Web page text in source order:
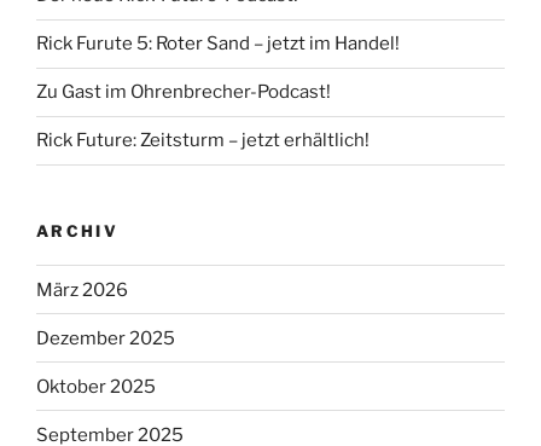
Rick Furute 5: Roter Sand – jetzt im Handel!
Zu Gast im Ohrenbrecher-Podcast!
Rick Future: Zeitsturm – jetzt erhältlich!
ARCHIV
März 2026
Dezember 2025
Oktober 2025
September 2025